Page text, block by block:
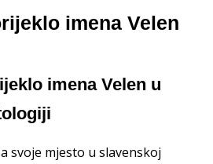
imena Velen
imena Velen u
svoje mjesto u slavenskoj